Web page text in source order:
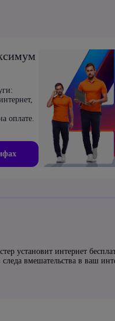
оплате.
установит интернет
следа вмешательства в ваш